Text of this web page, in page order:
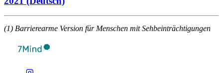
(1) Barrierearme Version für Menschen mit Sehbeinträchtigungen